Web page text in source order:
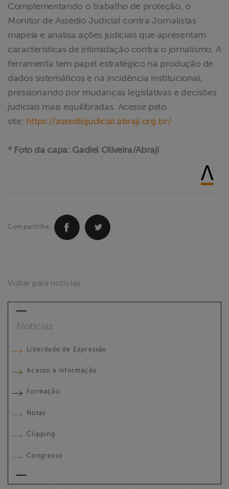
Complementando o trabalho de proteção, o
Monitor de Assédio Judicial contra Jornalistas
mapeia e analisa ações judiciais que apresentam
características de intimidação contra o jornalismo. A
ferramenta tem papel estratégico na produção de
dados sistemáticos e na incidência institucional,
pressionando por mudanças legislativas e decisões
judiciais mais equilibradas. Acesse pelo
site: https://assediojudicial.abraji.org.br/
* Foto da capa: Gadiel Oliveira/Abraji
Compartilhe
Voltar para notícias
Notícias
Liberdade de Expressão
Acesso à informação
Formação
Notas
Clipping
Congresso